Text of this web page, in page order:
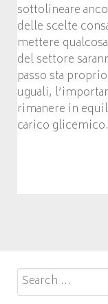
sottolineare
delle scelte
mettere
del settore
passo sta
uguali,
rimanere in
carico glicemico.
Search
for: